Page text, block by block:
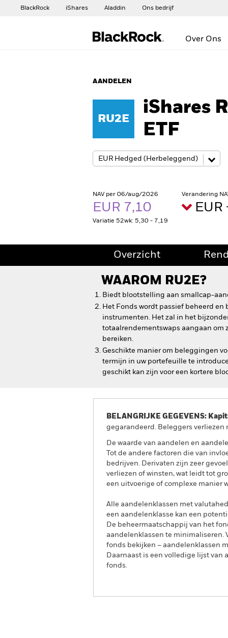
BlackRock iShares Aladdin Ons bedrijf
Over Ons
AANDELEN
RU2E
iShares
ETF
NAV per 06/aug/2026
EUR 7,10
Variatie 52wk: 5,30 - 7,19
Verandering
Overzicht
WAAROM RU2E?
Biedt blootstelling aan smallcap-
Het Fonds wordt passief beheerd
instrumenten. Het zal in het
totaalrendementswaps aangaan
bereiken.
Geschikte manier om beleggingen
termijn in uw portefeuille te
geschikt kan zijn voor een kortere
BELANGRIJKE GEGEVENS:
gegarandeerd. Beleggers
De waarde van aandelen en
Tot de andere factoren die van
bedrijven. Derivaten zijn zeer
verliezen of winsten, wat leidt tot
een uitvoerige of complexe manier
Alle aandelenklassen met
een aandelenklasse kan een
De beheermaatschappij van het
aandelenklassen te minimaliseren.
fonds bekijken – aandelenklassen
Daarnaast is een volledige lijst
fonds.